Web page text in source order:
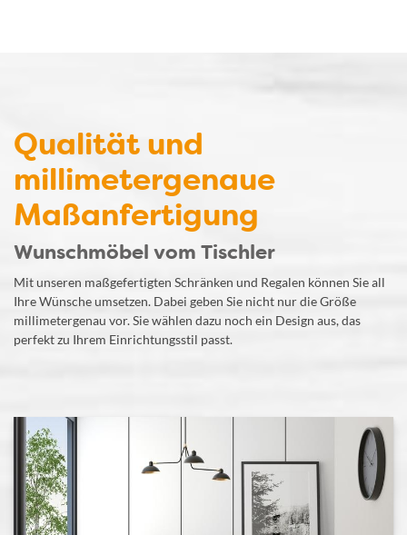
Qualität und
millimetergenaue
Maßanfertigung
Wunschmöbel vom Tischler
Mit unseren maßgefertigten Schränken und Regalen können Sie all
Ihre Wünsche umsetzen. Dabei geben Sie nicht nur die Größe
millimetergenau vor. Sie wählen dazu noch ein Design aus, das
perfekt zu Ihrem Einrichtungsstil passt.